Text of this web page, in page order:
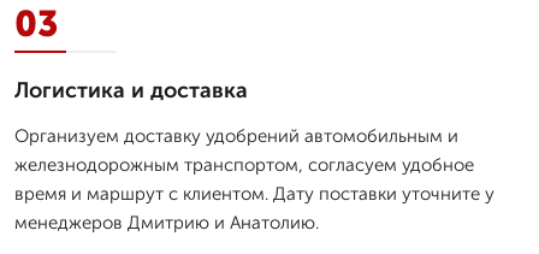
03
Логистика и доставка
Организуем доставку удобрений автомобильным и
железнодорожным транспортом, согласуем удобное
время и маршрут с клиентом. Дату поставки уточните у
менеджеров Дмитрию и Анатолию.